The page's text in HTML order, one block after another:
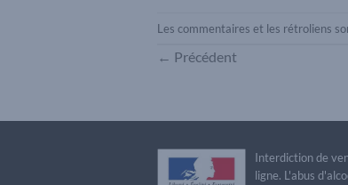
Les commentaires et les rétroliens
← Précédent
Interdiction de
ligne. L'abus